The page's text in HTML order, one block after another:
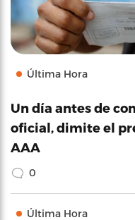
Última Hora
Un día antes de
oficial, dimite el
AAA
0
Última Hora